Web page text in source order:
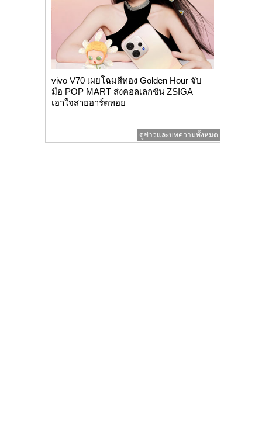
vivo V70 เผยโฉมสีทอง Golden Hour จับ
มือ POP MART ส่งคอลเลกชัน ZSIGA
เอาใจสายอาร์ตทอย
ดูข่าวและบทความทั้งหมด